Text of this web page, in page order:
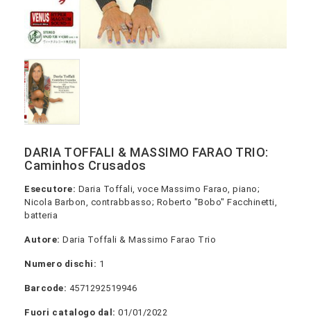
DARIA TOFFALI & MASSIMO FARAO TRIO:
Caminhos Crusados
Esecutore: Daria Toffali, voce Massimo Farao, piano;
Nicola Barbon, contrabbasso; Roberto "Bobo" Facchinetti,
batteria
Autore: Daria Toffali & Massimo Farao Trio
Numero dischi: 1
Barcode: 4571292519946
Fuori catalogo dal: 01/01/2022